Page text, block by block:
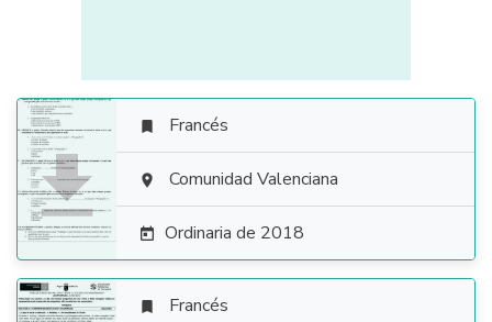

 Francés
 Comunidad Valenciana
 Ordinaria de 2018
 Francés